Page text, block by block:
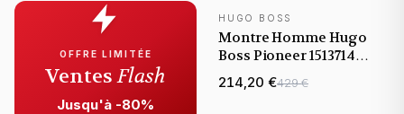
OFFRE LIMITÉE
VentesFlash
Jusqu'à -80%
NOUVEAUTÉ
HUGO BOSS
Montre Homme Hugo
Boss Pioneer 1513714
noire bracelet Maillons
acier inoxydable
214,20 €429 €